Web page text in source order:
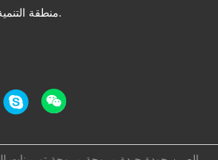
منطقة التنمية، ليا تشينغ، شاندونغ، الصين.